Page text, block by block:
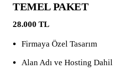
TEMEL PAKET
28.000 TL
Firmaya Özel Tasarım
Alan Adı ve Hosting Dahil